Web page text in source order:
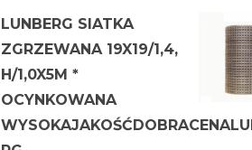
LUNBERG SIATKA
ZGRZEWANA 19X19/1,4,
H/1,0X5M *
OCYNKOWANA